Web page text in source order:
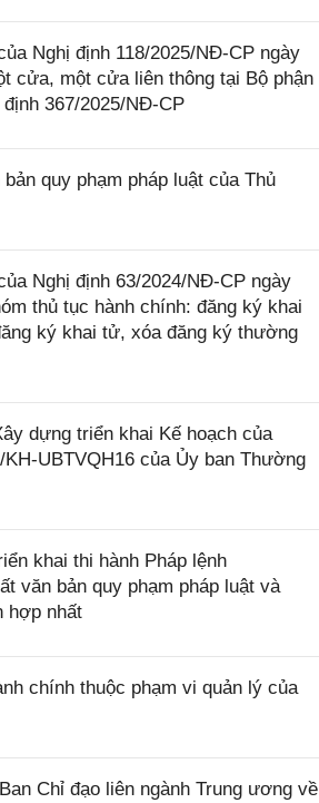
Nghị định 118/2025/NĐ-CP ngày
cửa, một cửa liên thông tại Bộ phận
367/2025/NĐ-CP
quy phạm pháp luật của Thủ
Nghị định 63/2024/NĐ-CP ngày
thủ tục hành chính: đăng ký khai
ký khai tử, xóa đăng ký thường
dựng triển khai Kế hoạch của
UBTVQH16 của Ủy ban Thường
khai thi hành Pháp lệnh
văn bản quy phạm pháp luật và
hợp nhất
chính thuộc phạm vi quản lý của
Chỉ đạo liên ngành Trung ương về